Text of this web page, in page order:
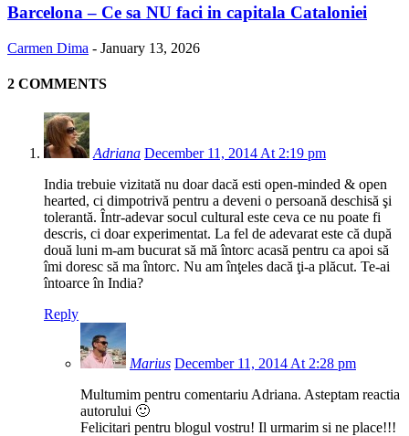
Barcelona – Ce sa NU faci in capitala Cataloniei
Carmen Dima - January 13, 2026
2 COMMENTS
Adriana December 11, 2014 At 2:19 pm
India trebuie vizitată nu doar dacă esti open-minded & open
hearted, ci dimpotrivă pentru a deveni o persoană deschisă şi
tolerantă. Într-adevar socul cultural este ceva ce nu poate fi
descris, ci doar experimentat. La fel de adevarat este că după
două luni m-am bucurat să mă întorc acasă pentru ca apoi să
îmi doresc să ma întorc. Nu am înţeles dacă ţi-a plăcut. Te-ai
întoarce în India?
Reply
Marius December 11, 2014 At 2:28 pm
Multumim pentru comentariu Adriana. Asteptam reactia
autorului 🙂
Felicitari pentru blogul vostru! Il urmarim si ne place!!!